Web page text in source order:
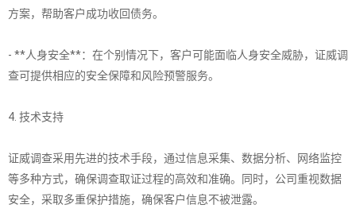
方案，帮助客户成功收回债务。
- **人身安全**：在个别情况下，客户可能面临人身安全威胁，证威调
查可提供相应的安全保障和风险预警服务。
4. 技术支持
证威调查采用先进的技术手段，通过信息采集、数据分析、网络监控
等多种方式，确保调查取证过程的高效和准确。同时，公司重视数据
安全，采取多重保护措施，确保客户信息不被泄露。